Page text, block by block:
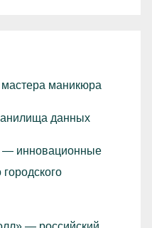
маникюра
данных
— инновационные